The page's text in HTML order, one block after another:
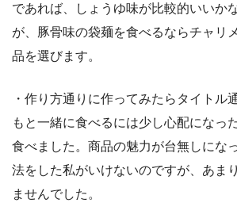
であれば、しょうゆ味が比較的いいか
が、豚骨味の袋麺を食べるならチャリ
品を選びます。
・作り方通りに作ってみたらタイトル
もと一緒に食べるには少し心配になっ
食べました。商品の魅力が台無しにな
法をした私がいけないのですが、あま
ませんでした。